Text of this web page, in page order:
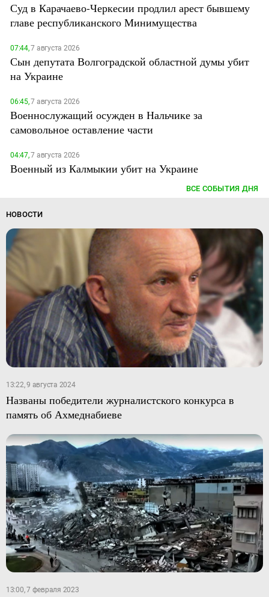
Суд в Карачаево-Черкесии продлил арест бывшему
главе республиканского Минимущества
07:44,7 августа 2026
Сын депутата Волгоградской областной думы убит
на Украине
06:45,7 августа 2026
Военнослужащий осужден в Нальчике за
самовольное оставление части
04:47,7 августа 2026
Военный из Калмыкии убит на Украине
ВСЕ СОБЫТИЯ ДНЯ
НОВОСТИ
13:22, 9 августа 2024
Названы победители журналистского конкурса в
память об Ахмеднабиеве
13:00, 7 февраля 2023